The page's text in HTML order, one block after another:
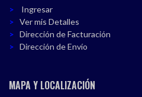
Ingresar
Ver mis Detalles
Dirección de Facturación
Dirección de Envío
MAPA Y LOCALIZACIÓN